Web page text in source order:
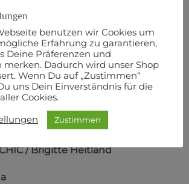
/ Brigitte Heitland
benutzen wir Cookies um
Erfahrung zu garantieren,
Deine Präferenzen und
merken. Dadurch wird unser Shop
Wenn Du auf „Zustimmen“
uns Dein Einverständnis für die
Cookies.
Zustimmen